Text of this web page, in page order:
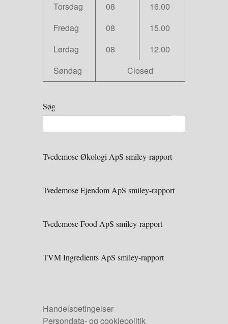
Torsdag
08
16.00
Fredag
08
15.00
Lørdag
08
12.00
Søndag
Closed
Søg
Tvedemose Økologi ApS smiley-rapport
Tvedemose Ejendom ApS smiley-rapport
Tvedemose Food ApS smiley-rapport
TVM Ingredients ApS smiley-rapport
Handelsbetingelser
Persondata- og cookiepolitik